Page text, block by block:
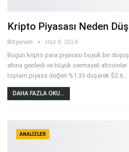
Kripto Piyasası Neden
Bityorum Haz 8, 2024
Bugün kripto para piyasası büyük bir
altına geriledi ve büyük sermayeli altcoinler
toplam piyasa değeri %1.33 düşerek $2.6…
DAHA FAZLA OKU...
ANALIZLER